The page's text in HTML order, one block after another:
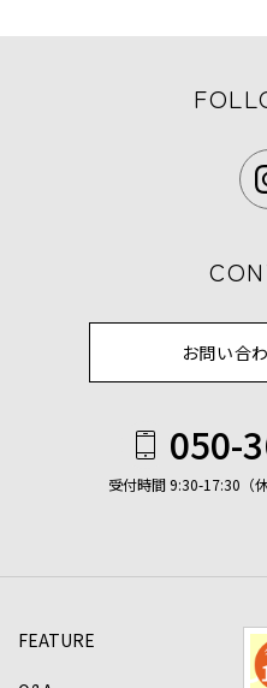
お問い合
050-
受付時間 9:30-17:30（
FEATURE